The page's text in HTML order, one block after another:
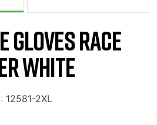
GLOVES RACE
WHITE
12581-2XL